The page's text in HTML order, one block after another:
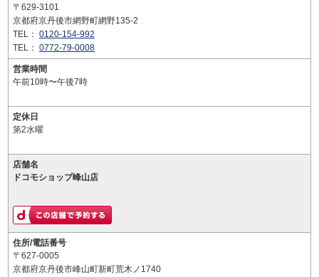
〒629-3101
京都府京丹後市網野町網野135-2
TEL： 0120-154-992
TEL： 0772-79-0008
営業時間
午前10時〜午後7時
定休日
第2水曜
店舗名
ドコモショップ峰山店
住所/電話番号
〒627-0005
京都府京丹後市峰山町新町荒木ノ1740